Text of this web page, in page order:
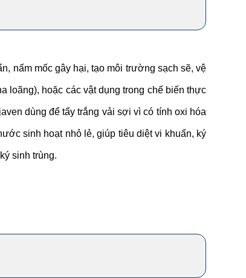
nấm mốc gây hại, tạo môi trường sạch sẽ, vệ
loãng), hoặc các vật dụng trong chế biến thực
dùng để tẩy trắng vải sợi vì có tính oxi hóa
sinh hoạt nhỏ lẻ, giúp tiêu diệt vi khuẩn, ký
sinh trùng.